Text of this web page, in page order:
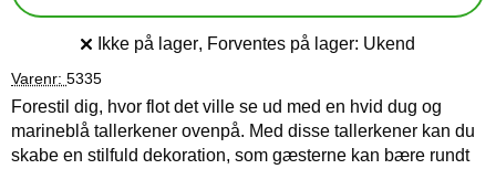
Produkttilgængelighed:
Ikke på lager, Forventes på lager: Ukend
Varenr: 5335
Forestil dig, hvor flot det ville se ud med en hvid dug og
marineblå tallerkener ovenpå. Med disse tallerkener kan du
skabe en stilfuld dekoration, som gæsterne kan bære rundt